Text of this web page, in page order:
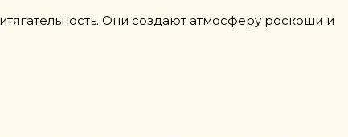
Они создают атмосферу роскоши и